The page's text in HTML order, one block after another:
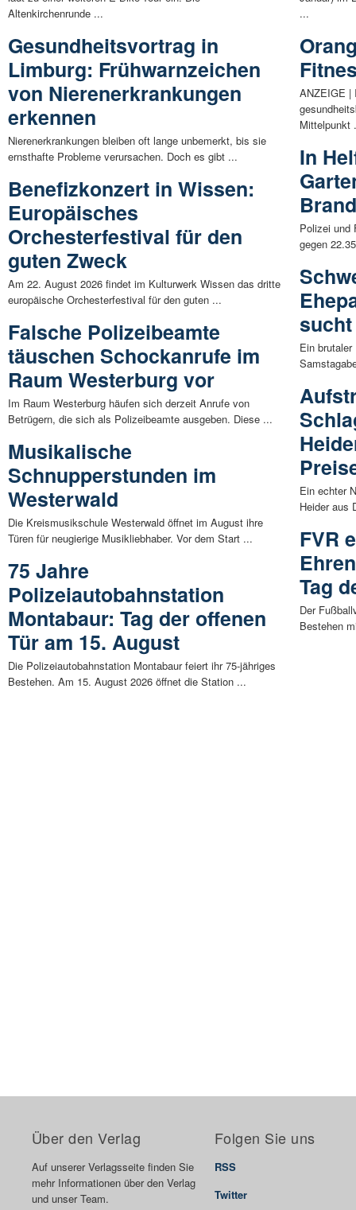
Altenkirchenrunde ...
Gesundheitsvortrag in
Limburg: Frühwarnzeichen
von Nierenerkrankungen
erkennen
Nierenerkrankungen bleiben oft lange unbemerkt, bis sie
ernsthafte Probleme verursachen. Doch es gibt ...
Benefizkonzert in Wissen:
Europäisches
Orchesterfestival für den
guten Zweck
Am 22. August 2026 findet im Kulturwerk Wissen das dritte
europäische Orchesterfestival für den guten ...
Falsche Polizeibeamte
täuschen Schockanrufe im
Raum Westerburg vor
Im Raum Westerburg häufen sich derzeit Anrufe von
Betrügern, die sich als Polizeibeamte ausgeben. Diese ...
Musikalische
Schnupperstunden im
Westerwald
Die Kreismusikschule Westerwald öffnet im August ihre
Türen für neugierige Musikliebhaber. Vor dem Start ...
75 Jahre
Polizeiautobahnstation
Montabaur: Tag der offenen
Tür am 15. August
Die Polizeiautobahnstation Montabaur feiert ihr 75-jähriges
Bestehen. Am 15. August 2026 öffnet die Station ...
...
ANZEIGE |
Mittelpunkt
In
Polizei und
gegen
Ein
Ein echter
Heider aus
FVR
Tag
Der
Bestehen
Über den Verlag
Auf unserer Verlagsseite finden Sie
mehr Informationen über den Verlag
und unser Team.
Folgen Sie uns
RSS
Twitter